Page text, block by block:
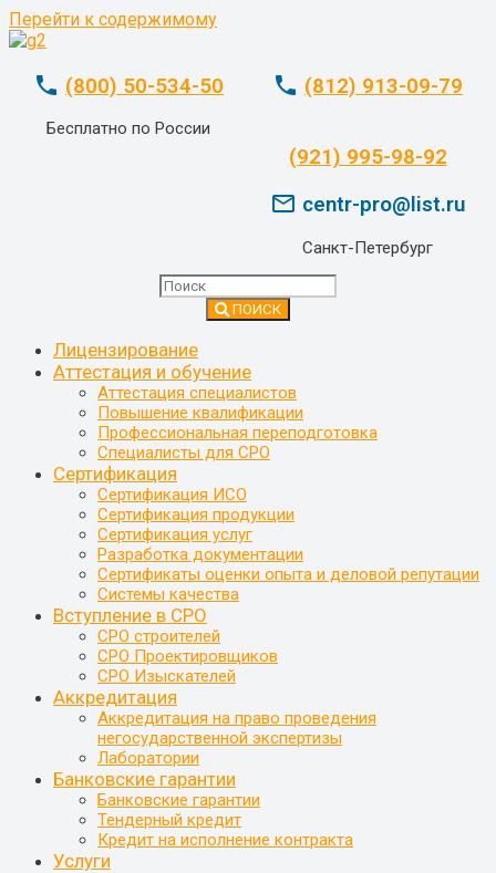
Перейти к содержимому
phone (800) 50-534-50
Бесплатно по России
phone (812) 913-09-79
(921) 995-98-92
mail_outline centr-pro@list.ru
Санкт-Петербург
ПОИСК
Лицензирование
Аттестация и обучение
Аттестация специалистов
Повышение квалификации
Профессиональная переподготовка
Специалисты для СРО
Сертификация
Сертификация ИСО
Сертификация продукции
Сертификация услуг
Разработка документации
Сертификаты оценки опыта и деловой репутации
Системы качества
Вступление в СРО
СРО строителей
СРО Проектировщиков
СРО Изыскателей
Аккредитация
Аккредитация на право проведения
негосударственной экспертизы
Лаборатории
Банковские гарантии
Банковские гарантии
Тендерный кредит
Кредит на исполнение контракта
Услуги